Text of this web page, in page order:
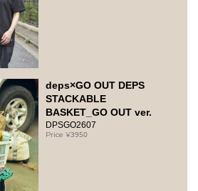
deps×GO OUT DEPS
STACKABLE
BASKET_GO OUT ver.
DPSGO2607
3950